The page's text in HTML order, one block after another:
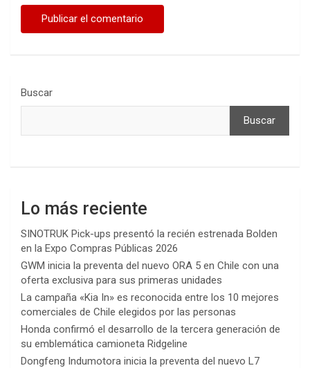
Buscar
Buscar
Lo más reciente
SINOTRUK Pick-ups presentó la recién estrenada Bolden
en la Expo Compras Públicas 2026
GWM inicia la preventa del nuevo ORA 5 en Chile con una
oferta exclusiva para sus primeras unidades
La campaña «Kia In» es reconocida entre los 10 mejores
comerciales de Chile elegidos por las personas
Honda confirmó el desarrollo de la tercera generación de
su emblemática camioneta Ridgeline
Dongfeng Indumotora inicia la preventa del nuevo L7